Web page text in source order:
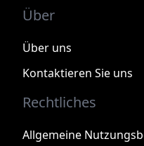
Über
Über uns
Kontaktieren Sie uns
Rechtliches
Allgemeine